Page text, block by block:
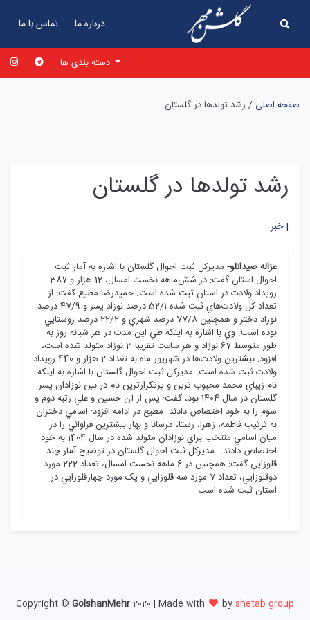
تماس با ما درباره ما
صفحه اصلی / رشد تولدها در گلستان
رشد تولدها در گلستان
خبر |
غزاله صيدانلو- مديرکل ثبت احوال گلستان با اشاره به آمار ثبت
احوال استان گفت: در شش‌ماهه نخست امسال، 12 هزار و 387
رويداد ولادت در استان ثبت شده است. حميدرضا مطيع گفت: از
تعداد کل ولادت‌هاي ثبت شده 52/1 درصد نوزاد پسر و 47/9 درصد
نوزاد دختر و همچنين 77/8 درصد شهري و 22/2 درصد روستايي
بوده است. وي با اشاره به اينکه طي اين مدت در هر شبانه روز به
طور متوسط 67 نوزاد و هر ساعت تقريبا 3 نوزاد متولد شده است،
افزود: بيشترين ولادت‌ها در شهريور ماه به تعداد 2 هزار و 440 رويداد
ولادت ثبت شده است. مديرکل ثبت احوال گلستان با اشاره به اينکه
نام زيباي محمد محبوب ترين و پرتکرارترين نام در بين نوزادان پسر
گلستان در سال 1404 بود، گفت: پس از آن حسين و علي رتبه دوم و
سوم را به خود اختصاص دادند. مطيع در ادامه افزود: اسامي دختران
به ترتيب فاطمه، زهرا، رستا، مرسانا و بهار بيشترين فراواني را در
ميان اسامي منتخب براي نوزادان متولد شده در سال 1404 به خود
اختصاص دادند. مديرکل ثبت احوال گلستان در توضيح آمار چند
قلوزايي گفت: همچنين در 6 ماهه نخست امسال، تعداد 222 مورد
دوقلوزايي، تعداد 7 مورد سه قلوزايي و يک مورد چهارقلوزايي در
استان ثبت شده است.
Copyright ©GolshanMehr2020 | Made with byshetab group